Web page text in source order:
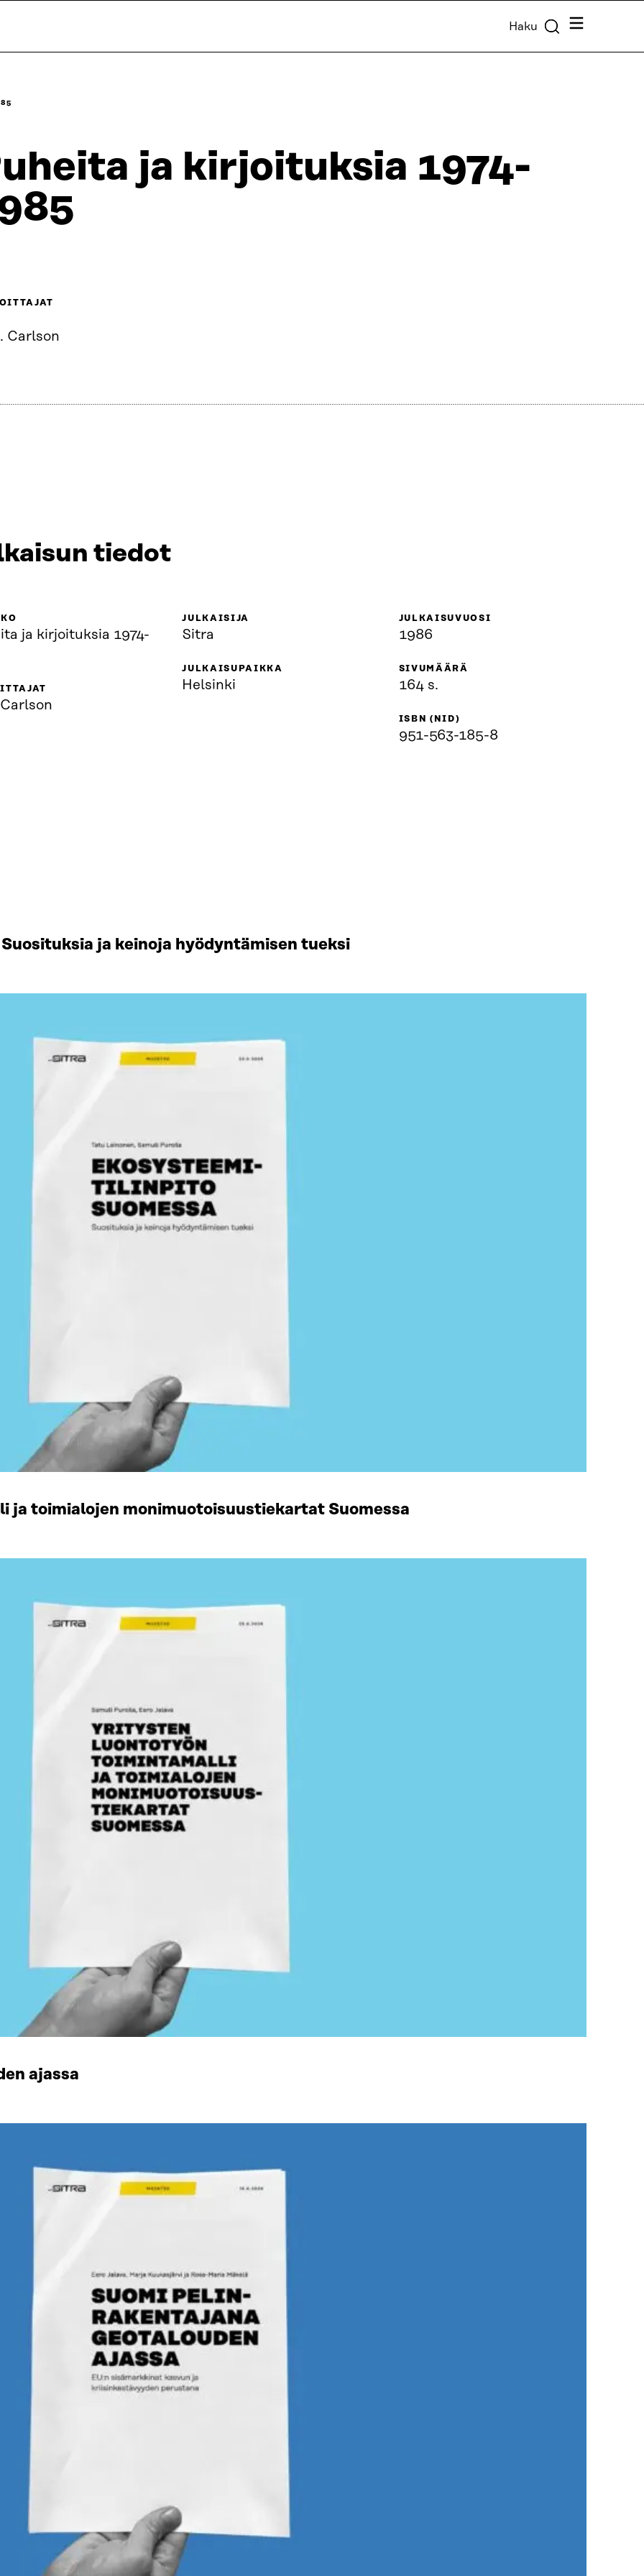
Haku Valikko
ja kirjoituksia 1974-
Carlson
tiedot
ja kirjoituksia 1974-
JULKAISIJA
Sitra
JULKAISUPAIKKA
Helsinki
JULKAISUVUOSI
1986
SIVUMÄÄRÄ
164 s.
ISBN (NID)
951-563-185-8
ja keinoja hyödyntämisen tueksi
toimialojen monimuotoisuustiekartat Suomessa
ajassa